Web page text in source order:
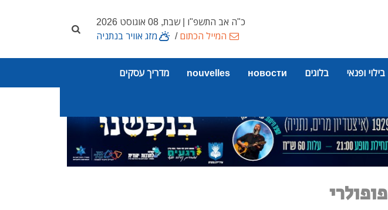
כ"ה אב התשפ"ו | שבת, 08 אוגוסט 2026
המייל הכתום/ מזג אוויר בנתניה
בילוי ופנאי בלוגים новости
nouvelles מדריך עסקים
פופולרי